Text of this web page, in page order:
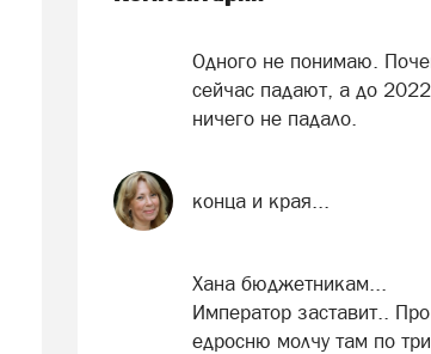
Одного не понимаю.
сейчас падают, а до 2022
ничего не падало.
конца и края...
Хана бюджетникам...
Император заставит.. Про
едросню молчу там по три